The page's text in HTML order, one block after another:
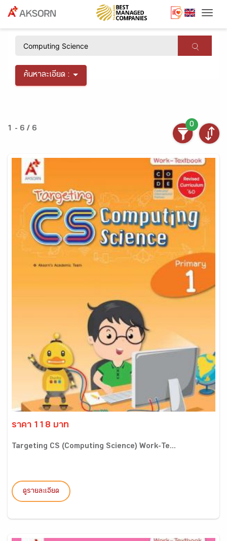
ค้นหาละเอียด :
1 - 6 / 6
0
ราคา 118 บาท
Targeting CS (Computing Science) Work-Te...
ดูรายละเอียด